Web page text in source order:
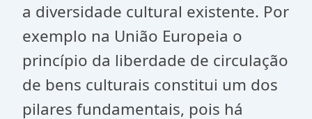
a diversidade cultural existente. Por
exemplo na União Europeia o
princípio da liberdade de circulação
de bens culturais constitui um dos
pilares fundamentais, pois há